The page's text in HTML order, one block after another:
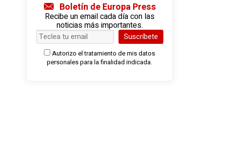
Boletín de Europa Press
Recibe un email cada día con las
noticias más importantes.
Suscríbete
Autorizo el tratamiento de mis datos
personales para la finalidad indicada.